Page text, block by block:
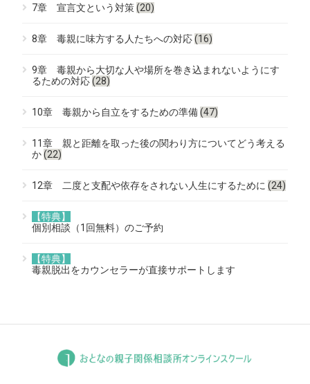
7章 宣言文という対策(20)
8章 毒親に味方する人たちへの対応(16)
9章 毒親から大切な人や場所を巻き込まれないようにす
るための対応(28)
10章 毒親から自立をするための準備(47)
11章 親と距離を取った後の関わり方についてどう考える
か(22)
12章 二度と支配や依存をされない人生にするために(24)
【特典】
個別相談（1回無料）のご予約
【特典】
毒親脱出をカウンセラーが直接サポートします